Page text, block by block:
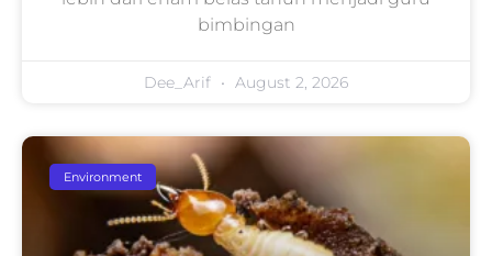
bimbingan
Dee_Arif August 2, 2026
Environment